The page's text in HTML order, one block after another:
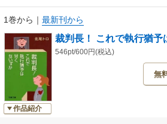
1巻から ｜ 最新刊から
作品紹介
裁判長！ これで執行猶予
546pt/600円(税込)
無